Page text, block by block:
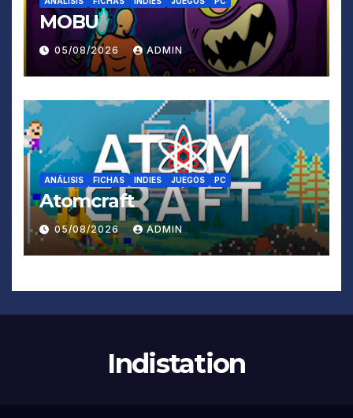
MOBU
05/08/2026 ADMIN
ANÁLISIS FICHAS INDIES JUEGOS PC
Atomcraft
05/08/2026 ADMIN
Indistation